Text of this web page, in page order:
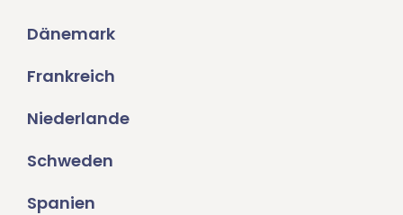
Dänemark
Frankreich
Niederlande
Schweden
Spanien